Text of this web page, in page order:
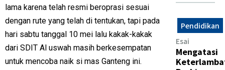
lama karena telah resmi beroprasi sesuai
dengan rute yang telah di tentukan, tapi pada
hari sabtu tanggal 10 mei lalu kakak-kakak
dari SDIT Al uswah masih berkesempatan
untuk mencoba naik si mas Ganteng ini.
Pendidikan
Esai
Mengatasi